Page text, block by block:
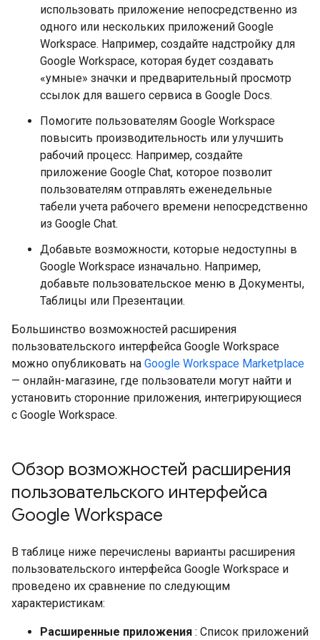
использовать приложение непосредственно из
одного или нескольких приложений Google
Workspace. Например, создайте надстройку для
Google Workspace, которая будет создавать
«умные» значки и предварительный просмотр
ссылок для вашего сервиса в Google Docs.
Помогите пользователям Google Workspace
повысить производительность или улучшить
рабочий процесс. Например, создайте
приложение Google Chat, которое позволит
пользователям отправлять еженедельные
табели учета рабочего времени непосредственно
из Google Chat.
Добавьте возможности, которые недоступны в
Google Workspace изначально. Например,
добавьте пользовательское меню в Документы,
Таблицы или Презентации.
Большинство возможностей расширения
пользовательского интерфейса Google Workspace
можно опубликовать на Google Workspace Marketplace
— онлайн-магазине, где пользователи могут найти и
установить сторонние приложения, интегрирующиеся
с Google Workspace.
Обзор возможностей расширения
пользовательского интерфейса
Google Workspace
В таблице ниже перечислены варианты расширения
пользовательского интерфейса Google Workspace и
проведено их сравнение по следующим
характеристикам:
Расширенные приложения : Список приложений